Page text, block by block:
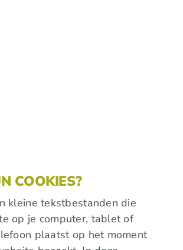
COOKIES?
kleine tekstbestanden die
op je computer, tablet of
plaatst op het moment